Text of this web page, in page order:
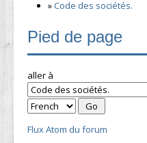
»Code des sociétés.
Pied de page
aller à
Flux Atom du forum